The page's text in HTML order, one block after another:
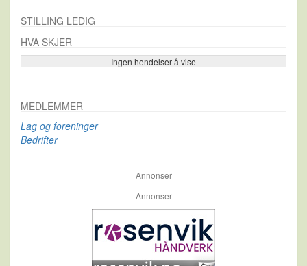
STILLING LEDIG
HVA SKJER
Ingen hendelser å vise
Se flere…
MEDLEMMER
Lag og foreninger
Bedrifter
Annonser
Annonser